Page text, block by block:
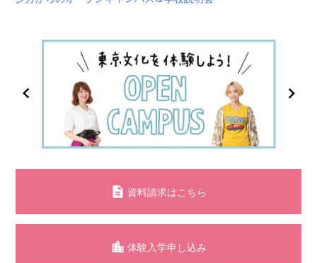
資料請求はこちら
体験入学申し込み